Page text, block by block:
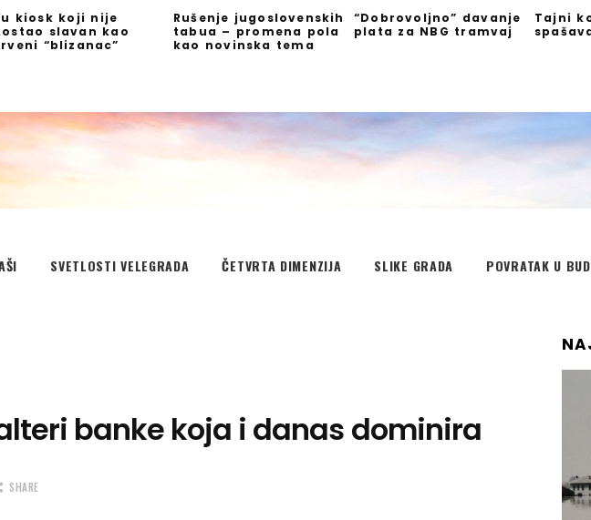
kiosk koji nije
slavan kao
“blizanac”
Rušenje jugoslovenskih
tabua – promena pola
kao novinska tema
“Dobrovoljno” davanje
plata za NBG tramvaj
Tajni
SVETLOSTI VELEGRADA ČETVRTA DIMENZIJA SLIKE GRADA POVRATAK U
banke koja i danas dominira
SHARE